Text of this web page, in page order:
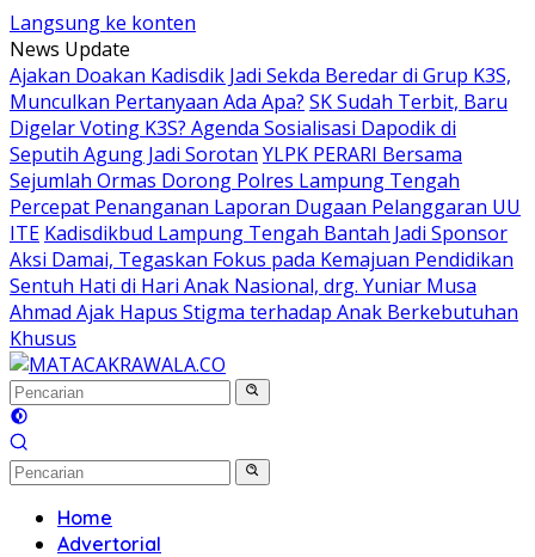
Langsung ke konten
News Update
Ajakan Doakan Kadisdik Jadi Sekda Beredar di Grup K3S,
Munculkan Pertanyaan Ada Apa? SK Sudah Terbit, Baru
Digelar Voting K3S? Agenda Sosialisasi Dapodik di
Seputih Agung Jadi Sorotan YLPK PERARI Bersama
Sejumlah Ormas Dorong Polres Lampung Tengah
Percepat Penanganan Laporan Dugaan Pelanggaran UU
ITE Kadisdikbud Lampung Tengah Bantah Jadi Sponsor
Aksi Damai, Tegaskan Fokus pada Kemajuan Pendidikan
Sentuh Hati di Hari Anak Nasional, drg. Yuniar Musa
Ahmad Ajak Hapus Stigma terhadap Anak Berkebutuhan
Khusus
Home
Advertorial